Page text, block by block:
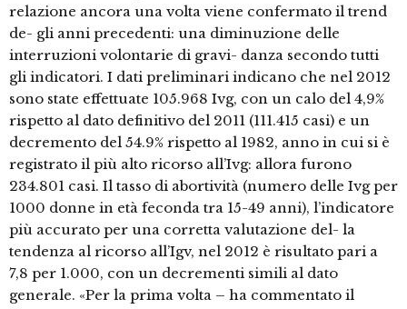
relazione ancora una volta viene confermato il trend
de- gli anni precedenti: una diminuzione delle
interruzioni volontarie di gravi- danza secondo tutti
gli indicatori. I dati preliminari indicano che nel 2012
sono state effettuate 105.968 Ivg, con un calo del 4,9%
rispetto al dato definitivo del 2011 (111.415 casi) e un
decremento del 54.9% rispetto al 1982, anno in cui si è
registrato il più alto ricorso all’Ivg: allora furono
234.801 casi. Il tasso di abortività (numero delle Ivg per
1000 donne in età feconda tra 15-49 anni), l’indicatore
più accurato per una corretta valutazione del- la
tendenza al ricorso all’Igv, nel 2012 è risultato pari a
7,8 per 1.000, con un decrementi simili al dato
generale. «Per la prima volta – ha commentato il